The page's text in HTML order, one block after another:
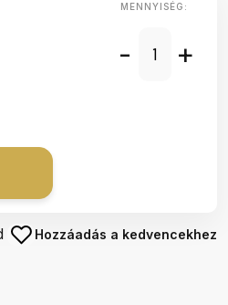
MENNYISÉG:
- +
Hozzáadás a kedvencekhez